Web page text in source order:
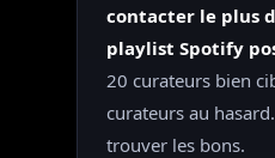
contacter le plus
playlist Spotify
20 curateurs bien
curateurs au
trouver les bons.